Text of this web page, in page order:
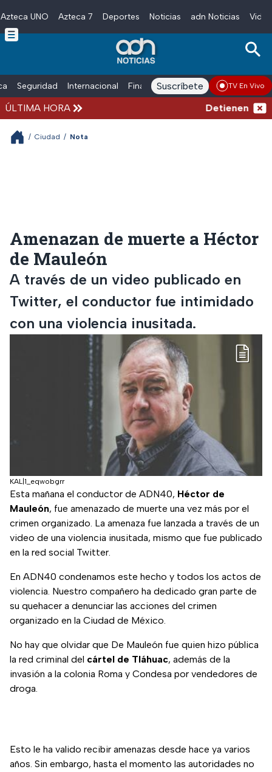
Skip to main content
Azteca UNO Azteca 7 Deportes Noticias adn Noticias
Seguridad Internacional Finanzas adn Noticias Radio
Suscríbete TV En Vivo
ÚLTIMA HORA Detienen al
/ Ciudad / Nota
Amenazan de muerte a Héctor
de Mauleón
A través de un video publicado en
Twitter, el conductor fue intimidado
con una violencia inusitada.
KAL|1_eqwobgrr
Esta mañana el conductor de ADN40, Héctor de
Mauleón, fue amenazado de muerte una vez más por el
crimen organizado. La amenaza fue lanzada a través de un
video de una violencia inusitada, mismo que fue publicado
en la red social Twitter.
En ADN40 condenamos este hecho y todos los actos de
violencia. Nuestro compañero ha dedicado gran parte de
su quehacer a denunciar las acciones del crimen
organizado en la Ciudad de México.
No hay que olvidar que De Mauleón fue quien hizo pública
la red criminal del cártel de Tláhuac, además de la
invasión a la colonia Roma y Condesa por vendedores de
droga.
Esto le ha valido recibir amenazas desde hace ya varios
años. Sin embargo, hasta el momento las autoridades no